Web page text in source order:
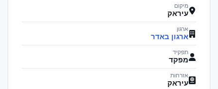
מיקום
עיראק
ארגון
ארגון באדר
תפקיד
מפקד
אזרחות
עיראק